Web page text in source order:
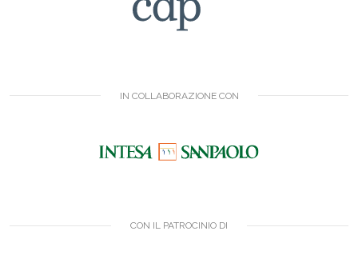
IN COLLABORAZIONE CON
CON IL PATROCINIO DI